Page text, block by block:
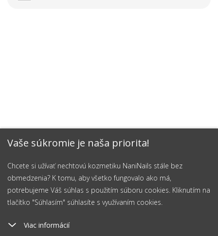
Vaše súkromie je naša priorita!
Chcete si užívať nechtovú kozmetiku NaniNails stále bez
obmedzenia? K tomu, aby všetko fungovalo ako má,
potrebujeme Váš súhlas s použitím súboru cookies. Kliknutím na
tlačítko "Súhlasím" súhlasíte s využívaním cookies.
Viac informácií